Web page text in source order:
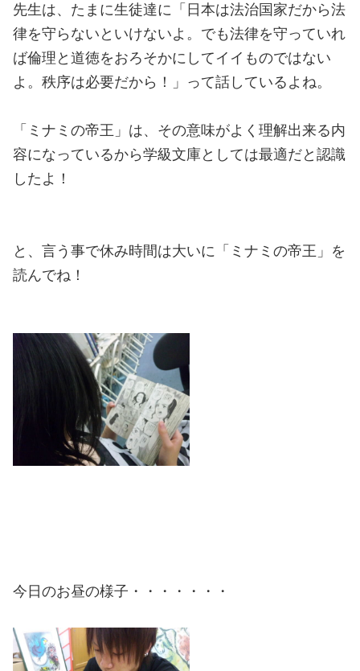
先生は、たまに生徒達に「日本は法治国家だから法
律を守らないといけないよ。でも法律を守っていれ
ば倫理と道徳をおろそかにしてイイものではない
よ。秩序は必要だから！」って話しているよね。
「ミナミの帝王」は、その意味がよく理解出来る内
容になっているから学級文庫としては最適だと認識
したよ！
と、言う事で休み時間は大いに「ミナミの帝王」を
読んでね！
今日のお昼の様子・・・・・・・